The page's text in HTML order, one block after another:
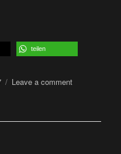
2017 -Festivalbericht“
teilen
Leave a commenton